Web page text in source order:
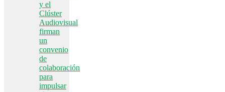
y el
Clúster
Audiovisual
firman
un
convenio
de
colaboración
para
impulsar